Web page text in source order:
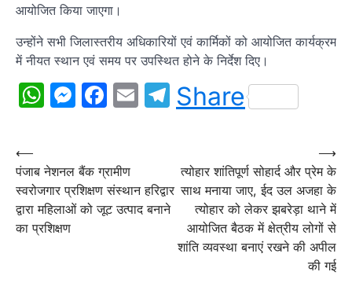
आयोजित किया जाएगा।
उन्होंने सभी जिलास्तरीय अधिकारियों एवं कार्मिकों को आयोजित कार्यक्रम
में नीयत स्थान एवं समय पर उपस्थित होने के निर्देश दिए।
WhatsApp
Messenger
Facebook
EmailTelegram
Share
Post
navigation
⟵
पंजाब नेशनल बैंक ग्रामीण
स्वरोजगार प्रशिक्षण संस्थान हरिद्वार
द्वारा महिलाओं को जूट उत्पाद बनाने
का प्रशिक्षण
त्योहार शांतिपूर्ण सोहार्द और प्रेम के
साथ मनाया जाए, ईद उल अजहा के
त्योहार को लेकर झबरेड़ा थाने में
आयोजित बैठक में क्षेत्रीय लोगों से
शांति व्यवस्था बनाएं रखने की अपील
की गई
⟶